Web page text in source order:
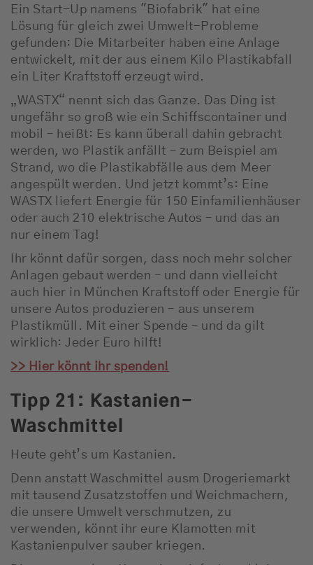
Ein Start-Up namens "Biofabrik" hat eine
Lösung für gleich zwei Umwelt-Probleme
gefunden: Die Mitarbeiter haben eine Anlage
entwickelt, mit der aus einem Kilo Plastikabfall
ein Liter Kraftstoff erzeugt wird.
„WASTX“ nennt sich das Ganze. Das Ding ist
ungefähr so groß wie ein Schiffscontainer und
mobil – heißt: Es kann überall dahin gebracht
werden, wo Plastik anfällt – zum Beispiel am
Strand, wo die Plastikabfälle aus dem Meer
angespült werden. Und jetzt kommt’s: Eine
WASTX liefert Energie für 150 Einfamilienhäuser
oder auch 210 elektrische Autos – und das an
nur einem Tag!
Ihr könnt dafür sorgen, dass noch mehr solcher
Anlagen gebaut werden – und dann vielleicht
auch hier in München Kraftstoff oder Energie für
unsere Autos produzieren – aus unserem
Plastikmüll. Mit einer Spende – und da gilt
wirklich: Jeder Euro hilft!
>> Hier könnt ihr spenden!
Tipp 21: Kastanien-
Waschmittel
Heute geht’s um Kastanien.
Denn anstatt Waschmittel ausm Drogeriemarkt
mit tausend Zusatzstoffen und Weichmachern,
die unsere Umwelt verschmutzen, zu
verwenden, könnt ihr eure Klamotten mit
Kastanienpulver sauber kriegen.